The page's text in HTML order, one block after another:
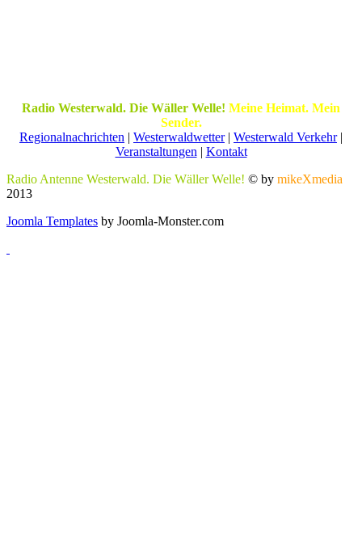
Radio Westerwald. Die Wäller Welle! Meine Heimat. Mein
Sender.
Regionalnachrichten | Westerwaldwetter| Westerwald Verkehr|
Veranstaltungen | Kontakt
Radio Antenne Westerwald. Die Wäller Welle! © by mikeXmedia
2013
Joomla Templates by Joomla-Monster.com